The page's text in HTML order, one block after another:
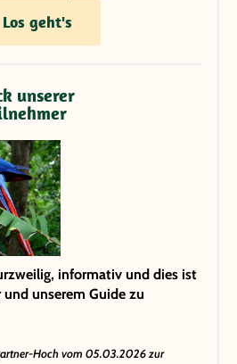
Los geht's
unserer
informativ und dies ist
und unserem Guide zu
Hochvom 05.03.2026 zur